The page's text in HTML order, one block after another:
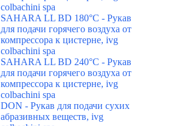
colbachini spa
SAHARA LL BD 180°C - Рукав
для подачи горячего воздуха от
компрессора к цистерне, ivg
colbachini spa
SAHARA LL BD 240°C - Рукав
для подачи горячего воздуха от
компрессора к цистерне, ivg
colbachini spa
DON - Рукав для подачи сухих
абразивных веществ, ivg